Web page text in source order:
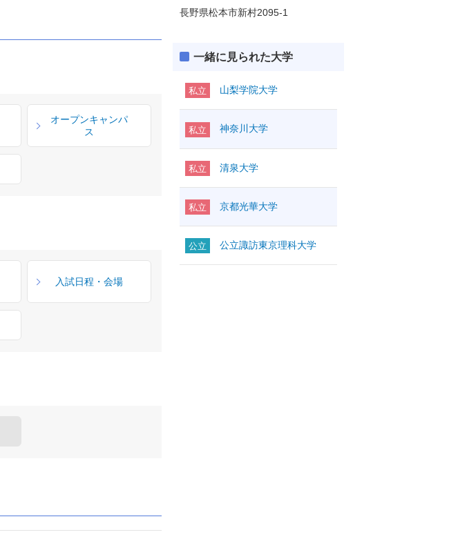
オープンキャンパ
ス
入試日程・会場
長野県松本市新村2095-1
一緒に見られた大学
私立 山梨学院大学
私立 神奈川大学
私立 清泉大学
私立 京都光華大学
公立 公立諏訪東京理科大学